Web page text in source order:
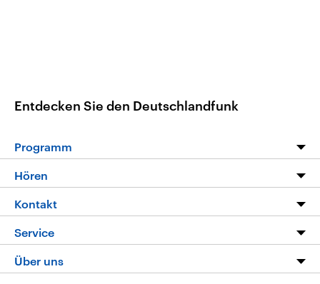
Entdecken Sie den Deutschlandfunk
Programm
Programm
Die Nachrichten
Nachrichtenleicht
Neue Beiträge auf dlf.de
Hören
Livestream
Podcasts
Deutschlandfunk App
Kontakt
Hörerservice
Service
FAQ
Über uns